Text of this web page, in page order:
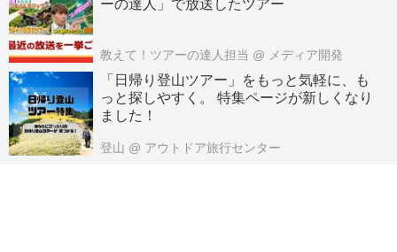
ーの達人」で放送したツアー
教えて！ツアーの達人担当 @ メディア開発
「日帰り登山ツアー」をもっと気軽に、も
っと探しやすく。 特集ページが新しくなり
ました！
登山 @ アウトドア旅行センター